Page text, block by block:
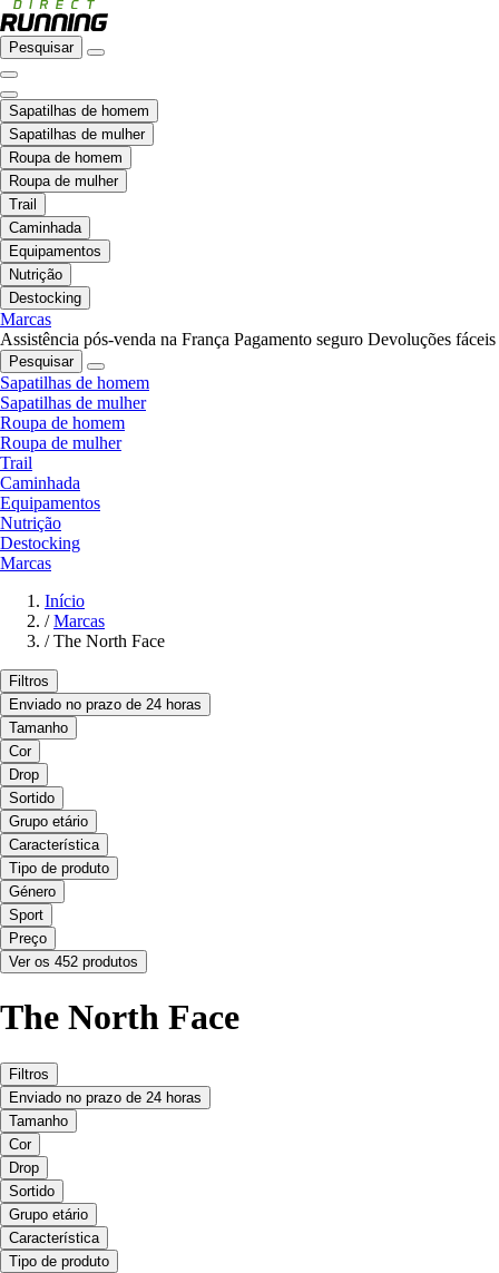
Pesquisar
Sapatilhas de homem
Sapatilhas de mulher
Roupa de homem
Roupa de mulher
Trail
Caminhada
Equipamentos
Nutrição
Destocking
Marcas
Assistência pós-venda na França Pagamento seguro Devoluções fáceis
Pesquisar
Sapatilhas de homem
Sapatilhas de mulher
Roupa de homem
Roupa de mulher
Trail
Caminhada
Equipamentos
Nutrição
Destocking
Marcas
Início
/ Marcas
/ The North Face
Filtros
Enviado no prazo de 24 horas
Tamanho
Cor
Drop
Sortido
Grupo etário
Característica
Tipo de produto
Género
Sport
Preço
Ver os 452 produtos
The North Face
Filtros
Enviado no prazo de 24 horas
Tamanho
Cor
Drop
Sortido
Grupo etário
Característica
Tipo de produto